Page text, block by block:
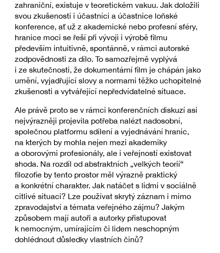
zahraniční, existuje v teoretickém vakuu. Jak doložili
svou zkušeností i účastníci a účastnice loňské
konference, ať už z akademické nebo profesní sféry,
hranice moci se řeší při vývoji i výrobě filmu
především intuitivně, spontánně, v rámci autorské
zodpovědnosti za dílo. To samozřejmě vyplývá
i ze skutečnosti, že dokumentární film je chápán jako
umění, vyjadřující slovy a normami těžko uchopitelné
zkušenosti a vytvářející nepředvídatelné situace.
Ale právě proto se v rámci konferenčních diskuzí asi
nejvýrazněji projevila potřeba nalézt nadosobní,
společnou platformu sdílení a vyjednávání hranic,
na kterých by mohla nejen mezi akademiky
a oborovými profesionály, ale i veřejností existovat
shoda. Na rozdíl od abstraktních „velkých teorií“
filozofie by tento prostor měl výrazně praktický
a konkrétní charakter. Jak natáčet s lidmi v sociálně
citlivé situaci? Lze používat skrytý záznam i mimo
zpravodajství a témata veřejného zájmu? Jakým
způsobem mají autoři a autorky přistupovat
k nemocným, umírajícím či lidem neschopným
dohlédnout důsledky vlastních činů?